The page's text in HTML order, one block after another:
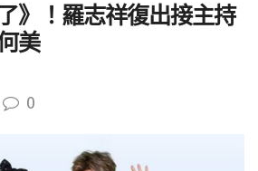
》！羅志祥復出接主持
美
0